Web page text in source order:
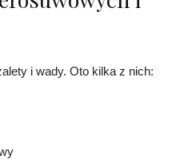
i wady. Oto kilka z nich: